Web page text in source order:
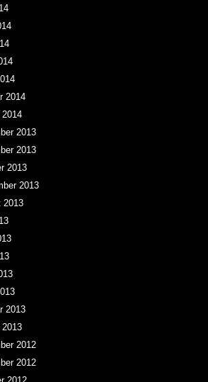
2014
2013
2013
2013
2013
2013
2013
2012
2012